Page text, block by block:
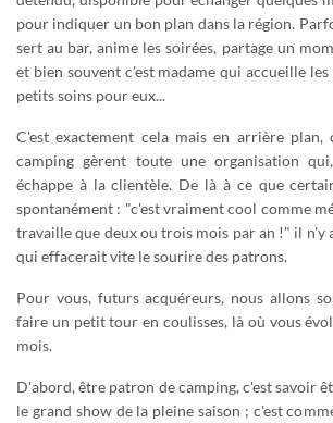
LES VIDÉOS DE
CLIENTS
Ils ont acheté ou vendu leur
Ils partagent leur expérience en vidéo.
ARTICLES PRATIQUES &
D'EXPÉRIENCES
Découvrez des articles utiles rédigés par
GRAVITAO
QUESTIONS
pour indiquer un bon plan dans la région.
sert au bar, anime les soirées, partage un
et bien souvent c'est madame qui accueille
petits soins pour eux...
C'est exactement cela mais en arrière plan,
camping gèrent toute une organisation
échappe à la clientèle. De là à ce que
spontanément : "c'est vraiment cool comme
travaille que deux ou trois mois par an !" il n'y
qui effacerait vite le sourire des patrons.
Pour vous, futurs acquéreurs, nous allons
faire un petit tour en coulisses, là où vous
mois.
D'abord, être patron de camping, c'est savoir
le grand show de la pleine saison ; c'est